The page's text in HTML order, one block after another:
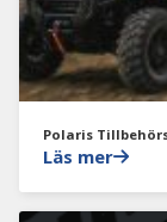
Polaris
Läs mer